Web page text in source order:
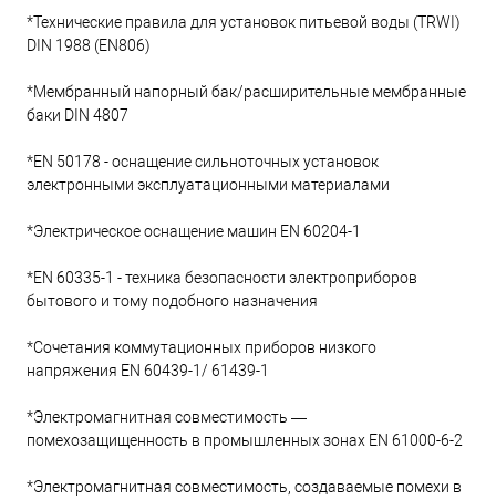
*Технические правила для установок питьевой воды (TRWI)
DIN 1988 (EN806)
*Мембранный напорный бак/расширительные мембранные
баки DIN 4807
*EN 50178 - оснащение сильноточных установок
электронными эксплуатационными материалами
*Электрическое оснащение машин EN 60204-1
*EN 60335-1 - техника безопасности электроприборов
бытового и тому подобного назначения
*Сочетания коммутационных приборов низкого
напряжения EN 60439-1/ 61439-1
*Электромагнитная совместимость —
помехозащищенность в промышленных зонах EN 61000-6-2
*Электромагнитная совместимость, создаваемые помехи в